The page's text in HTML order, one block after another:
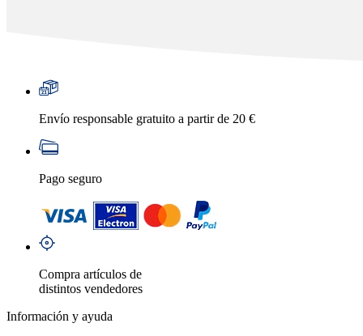
Envío responsable gratuito a partir de 20 €
Pago seguro
Compra artículos de
distintos vendedores
Información y ayuda